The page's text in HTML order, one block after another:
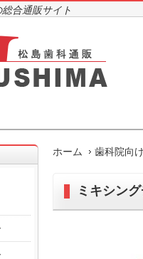
合通販サイト
ホーム 歯科院向け
ミキシン